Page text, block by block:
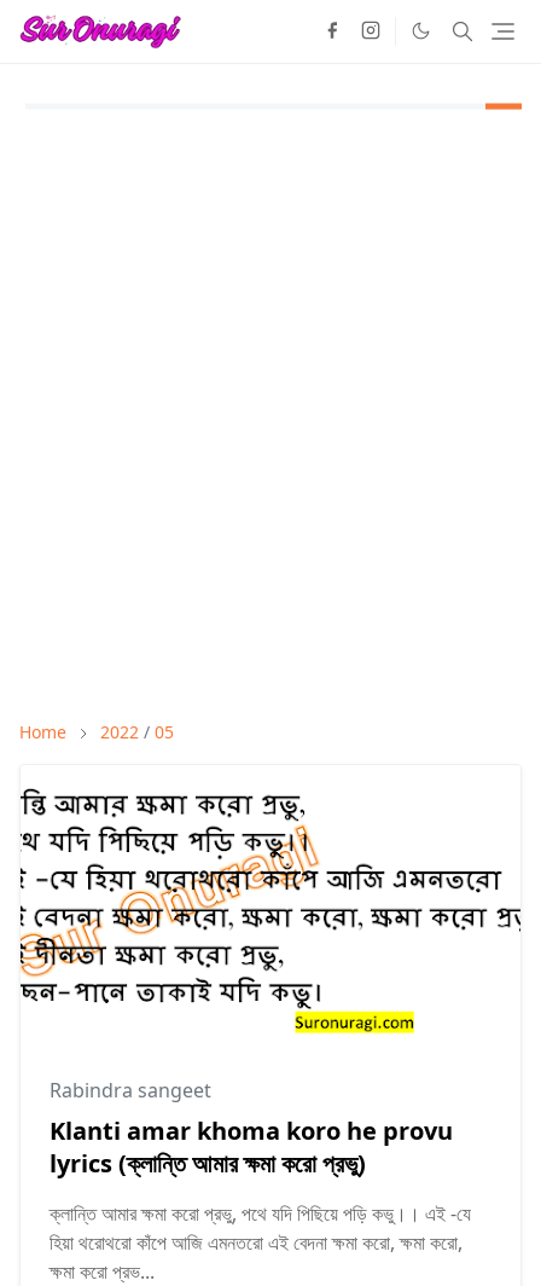
Home 2022 / 05
Rabindra sangeet
Klanti amar khoma koro he provu
lyrics (ক্লান্তি আমার ক্ষমা করো প্রভু)
ক্লান্তি আমার ক্ষমা করো প্রভু, পথে যদি পিছিয়ে পড়ি কভু।। এই -যে
হিয়া থরোথরো কাঁপে আজি এমনতরো এই বেদনা ক্ষমা করো, ক্ষমা করো,
ক্ষমা করো প্রভ...